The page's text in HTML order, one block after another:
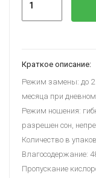
Краткое описание:
Режим замены: до 2
месяца при дневном
Режим ношения:
разрешен сон,
Количество в
Влагосодержание:
Пропускание